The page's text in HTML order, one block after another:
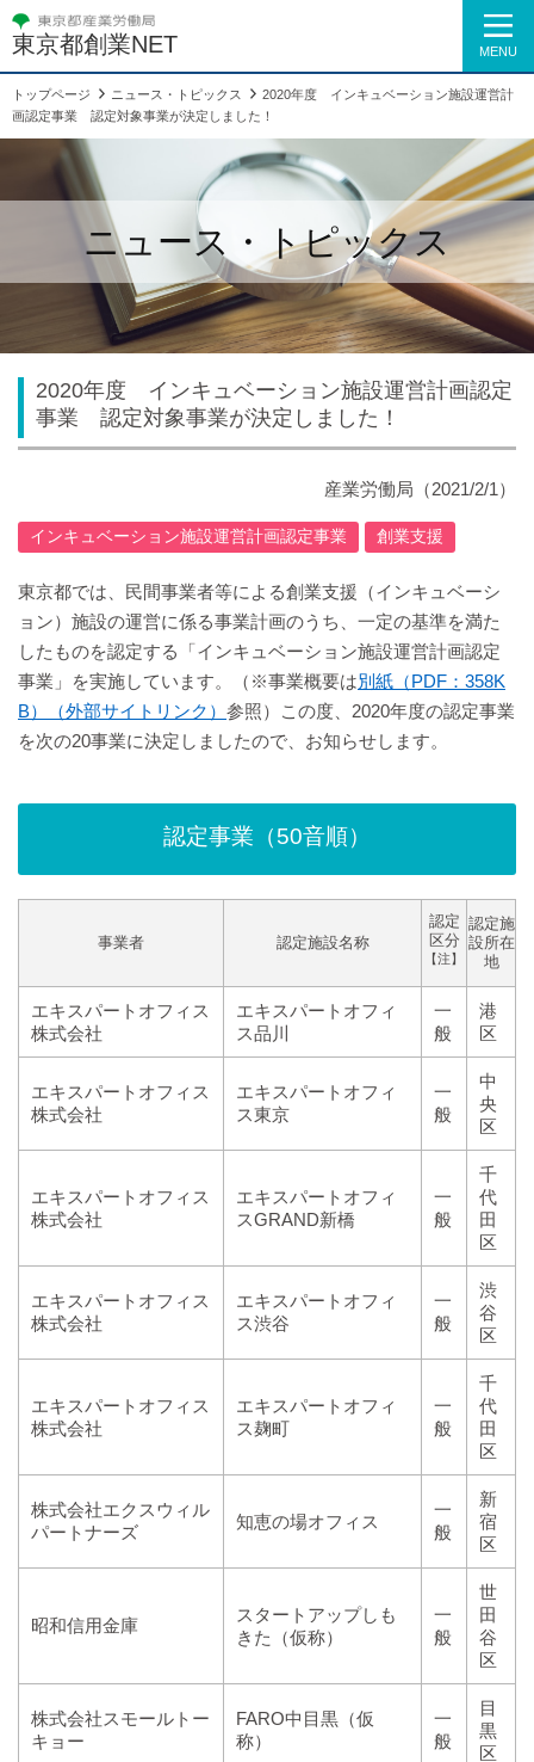
東京都創業NET MENU
トップページ ニュース・トピックス
2020年度 インキュベーション施設運営計
画認定事業 認定対象事業が決定しました！
ニュース・トピックス
2020年度 インキュベーション施設運営計画認定
事業 認定対象事業が決定しました！
産業労働局 （2021/2/1）
インキュベーション施設運営計画認定事業 創業支援
東京都では、民間事業者等による創業支援（インキュベーシ
ョン）施設の運営に係る事業計画のうち、一定の基準を満た
したものを認定する「インキュベーション施設運営計画認定
事業」を実施しています。（※事業概要は別紙（PDF：358K
B）（外部サイトリンク） 参照）この度、2020年度の認定事業
を次の20事業に決定しましたので、お知らせします。
認定事業（50音順）
事業者 認定施設名称
認定
区分
【注】
認定施
設所在
地
エキスパートオフィス
株式会社
エキスパートオフィ
ス品川
一
般
港
区
エキスパートオフィス
株式会社
エキスパートオフィ
ス東京
一
般
中
央
区
エキスパートオフィス
株式会社
エキスパートオフィ
スGRAND新橋
一
般
千
代
田
区
エキスパートオフィス
株式会社
エキスパートオフィ
ス渋谷
一
般
渋
谷
区
エキスパートオフィス
株式会社
エキスパートオフィ
ス麹町
一
般
千
代
田
区
株式会社エクスウィル
パートナーズ
知恵の場オフィス
一
般
新
宿
区
昭和信用金庫
スタートアップしも
きた（仮称）
一
般
世
田
谷
区
株式会社スモールトー
キョー
FARO中目黒（仮
称）
一
般
目
黒
区